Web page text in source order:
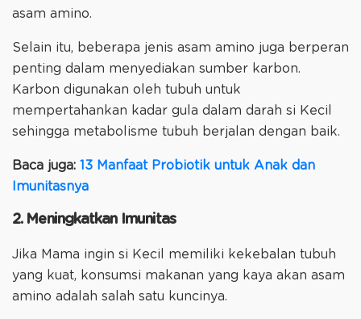
asam amino.
Selain itu, beberapa jenis asam amino juga berperan
penting dalam menyediakan sumber karbon.
Karbon digunakan oleh tubuh untuk
mempertahankan kadar gula dalam darah si Kecil
sehingga metabolisme tubuh berjalan dengan baik.
Baca juga: 13 Manfaat Probiotik untuk Anak dan
Imunitasnya
2. Meningkatkan Imunitas
Jika Mama ingin si Kecil memiliki kekebalan tubuh
yang kuat, konsumsi makanan yang kaya akan asam
amino adalah salah satu kuncinya.